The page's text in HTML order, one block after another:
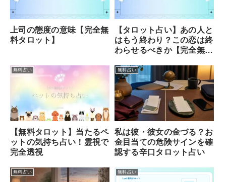
上司の態度の意味【完全無
料タロット】
【タロット占い】あの人と
はもう終わり？この恋は終
わらせるべきか【完全無
無料占い
【無料タロット】当たるペ
ットの気持ち占い！霊視で
完全透視
無料占い
私は彼・彼女の金づる？お
金目当ての危険サインを確
認する辛口タロット占い
無料占い 無料占い